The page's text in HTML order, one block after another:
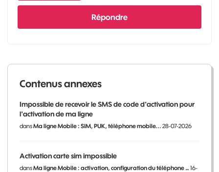
Répondre
Contenus annexes
Impossible de recevoir le SMS de code d'activation pour
l'activation de ma ligne
dansMa ligne Mobile : SIM, PUK, téléphone mobile... 28-07-2026
Activation carte sim impossible
dansMa ligne Mobile : activation, configuration du téléphone … 16-